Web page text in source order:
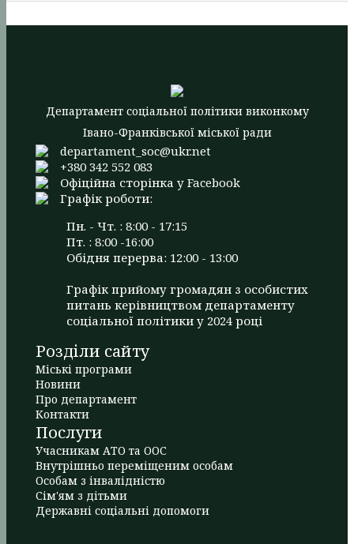
Департамент соціальної політики виконкому
Івано-Франківської міської ради
departament_soc@ukr.net
+380 342 552 083
Офіційна сторінка у Facebook
Графік роботи:
Пн. - Чт. : 8:00 - 17:15
Пт. : 8:00 -16:00
Обідня перерва: 12:00 - 13:00
Графік прийому громадян з особистих
питань керівництвом департаменту
соціальної політики у 2024 році
Розділи сайту
Міські програми
Новини
Про департамент
Контакти
Послуги
Учасникам АТО та ООС
Внутрішньо переміщеним особам
Особам з інвалідністю
Сім'ям з дітьми
Державні соціальні допомоги